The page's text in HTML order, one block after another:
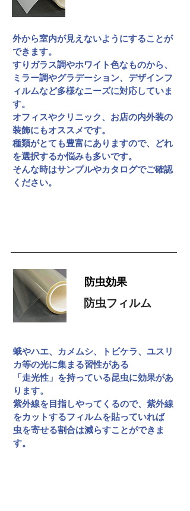
外から室内が見えないようにすることが
できます。
すりガラス調やホワイト色なものから、
ミラー調やグラデーション、デザインフ
ィルムなど多様なニーズに対応していま
す。
オフィスやクリニック、お店の内外装の
装飾にもオススメです。
種類がとても豊富にありますので、どれ
を選択するか悩みも多いです。
そんな時はサンプルやカタログでご確認
ください。
防虫効果
防虫フィルム
蛾やハエ、カメムシ、トビケラ、ユスリ
カ等の光に集まる習性がある
「走光性」を持っている昆虫に効果があ
ります。
紫外線を目指しやってくるので、紫外線
をカットするフィルムを貼っていれば
虫を寄せる割合は減らすことができま
す。